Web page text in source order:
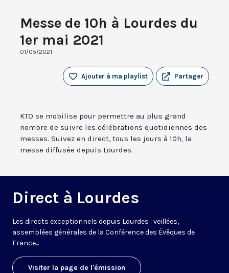
Messe de 10h à Lourdes du
1er mai 2021
01/05/2021
Partager
Ajouter à ma playlist
KTO se mobilise pour permettre au plus grand
nombre de suivre les célébrations quotidiennes des
messes. Suivez en direct, tous les jours à 10h, la
messe diffusée depuis Lourdes.
Direct à Lourdes
Les directs exceptionnels depuis Lourdes : veillées,
assemblées générales de la Conférence des Évêques de
France...
Visiter la page de l'émission